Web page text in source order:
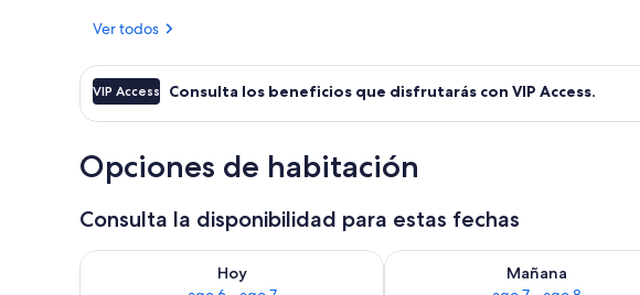
Ver todos
VIP Access Consulta los beneficios que disfrutarás con VIP Access.
Opciones de habitación
Consulta la disponibilidad para estas fechas
Hoy
Consulta la disponibilidad para hoy ago 6 - ago 7
Mañana
Consulta la disponibilidad para